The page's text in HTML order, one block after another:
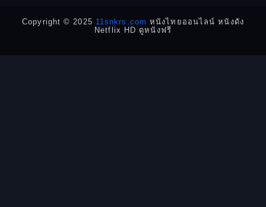
Detective สืบสวน
Copyright © 2025 11snkrs.com หนังไทยออนไลน์ หนังดัง
Netflix HD ดูหนังฟรี